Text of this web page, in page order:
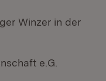
Winzer in der
e.G.